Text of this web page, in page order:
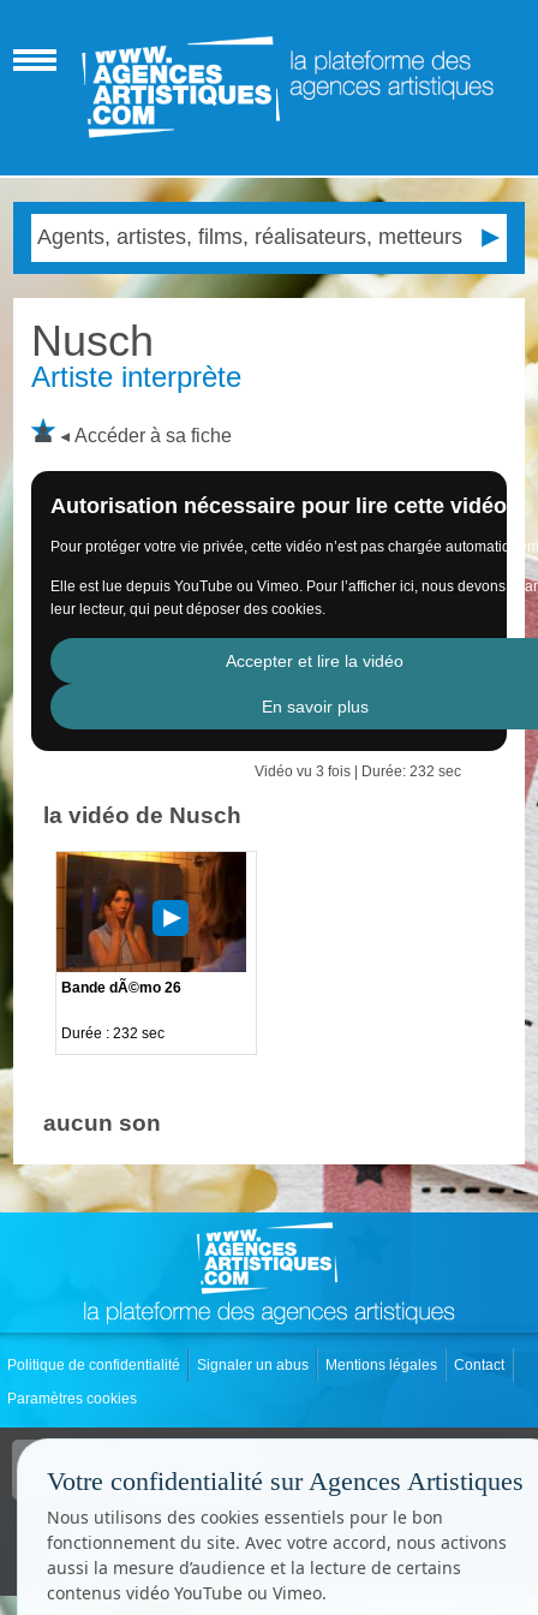
Nusch
Artiste interprète
Accéder à sa fiche
Autorisation nécessaire pour lire cette vidéo
Pour protéger votre vie privée, cette vidéo n’est pas chargée
Elle est lue depuis YouTube ou Vimeo. Pour l’afficher ici, nous devons
leur lecteur, qui peut déposer des cookies.
Accepter et lire la vidéo
En savoir plus
Vidéo vu 3 fois | Durée: 232 sec
la vidéo de Nusch
Bande dÃ©mo 26
Durée : 232 sec
aucun son
Politique de confidentialité Signaler un abus Mentions légales
Contact
Paramètres cookies
Tous droits réservés
www.cccom.fr
Votre confidentialité sur Agences Artistiques
Nous utilisons des cookies essentiels pour le bon
fonctionnement du site. Avec votre accord, nous activons
aussi la mesure d’audience et la lecture de certains
contenus vidéo YouTube ou Vimeo.